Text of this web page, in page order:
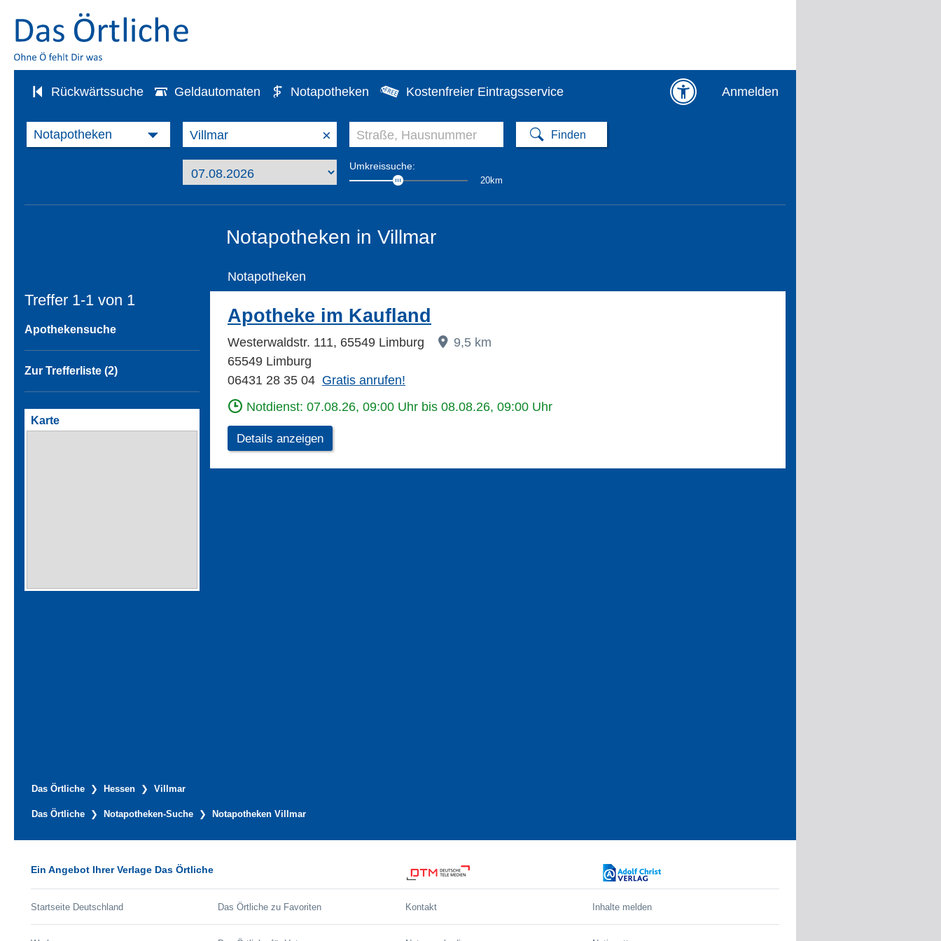
Rückwärtssuche Geldautomaten Notapotheken Kostenfreier Eintragsservice Anmelden
×
Umkreissuche:
20km
Notapotheken in Villmar
Treffer 1-1 von 1
Apothekensuche
Zur Trefferliste (2)
Notapotheken
Apotheke im Kaufland
Westerwaldstr. 111, 65549 Limburg
9,5 km
65549 Limburg
06431 28 35 04 Gratis anrufen!
Notdienst: 07.08.26, 09:00 Uhr bis 08.08.26, 09:00 Uhr
Details anzeigen
Karte
Das Örtliche Hessen Villmar
Das Örtliche Notapotheken-Suche Notapotheken Villmar
Ein Angebot Ihrer Verlage Das Örtliche
Startseite Deutschland Das Örtliche zu Favoriten Kontakt Inhalte melden